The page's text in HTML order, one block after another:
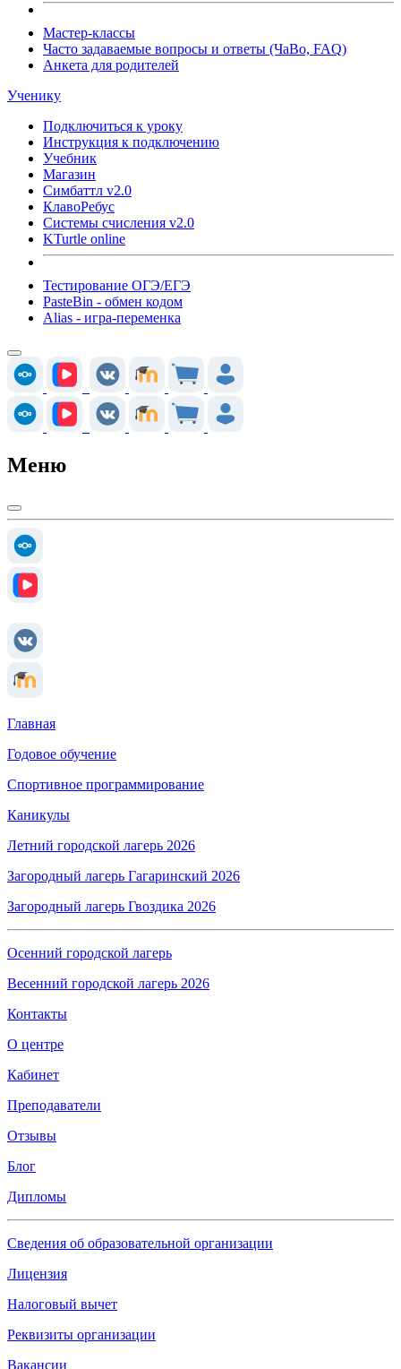
Мастер-классы
Часто задаваемые вопросы и ответы (ЧаВо, FAQ)
Анкета для родителей
Ученику
Подключиться к уроку
Инструкция к подключению
Учебник
Магазин
Симбаттл v2.0
КлавоРебус
Системы счисления v2.0
KTurtle online
Тестирование ОГЭ/ЕГЭ
PasteBin - обмен кодом
Alias - игра-переменка
Меню
Главная
Годовое обучение
Спортивное программирование
Каникулы
Летний городской лагерь 2026
Загородный лагерь Гагаринский 2026
Загородный лагерь Гвоздика 2026
Осенний городской лагерь
Весенний городской лагерь 2026
Контакты
О центре
Кабинет
Преподаватели
Отзывы
Блог
Дипломы
Сведения об образовательной организации
Лицензия
Налоговый вычет
Реквизиты организации
Вакансии